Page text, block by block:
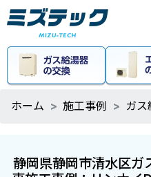
ホーム 施工事例 ガス
静岡県静岡市清水区ガ